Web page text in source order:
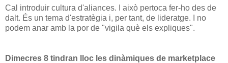
Cal introduir cultura d'aliances. I això pertoca fer-ho des de
dalt. És un tema d'estratègia i, per tant, de lideratge. I no
podem anar amb la por de "vigila què els expliques".
Dimecres 8 tindran lloc les dinàmiques de marketplace